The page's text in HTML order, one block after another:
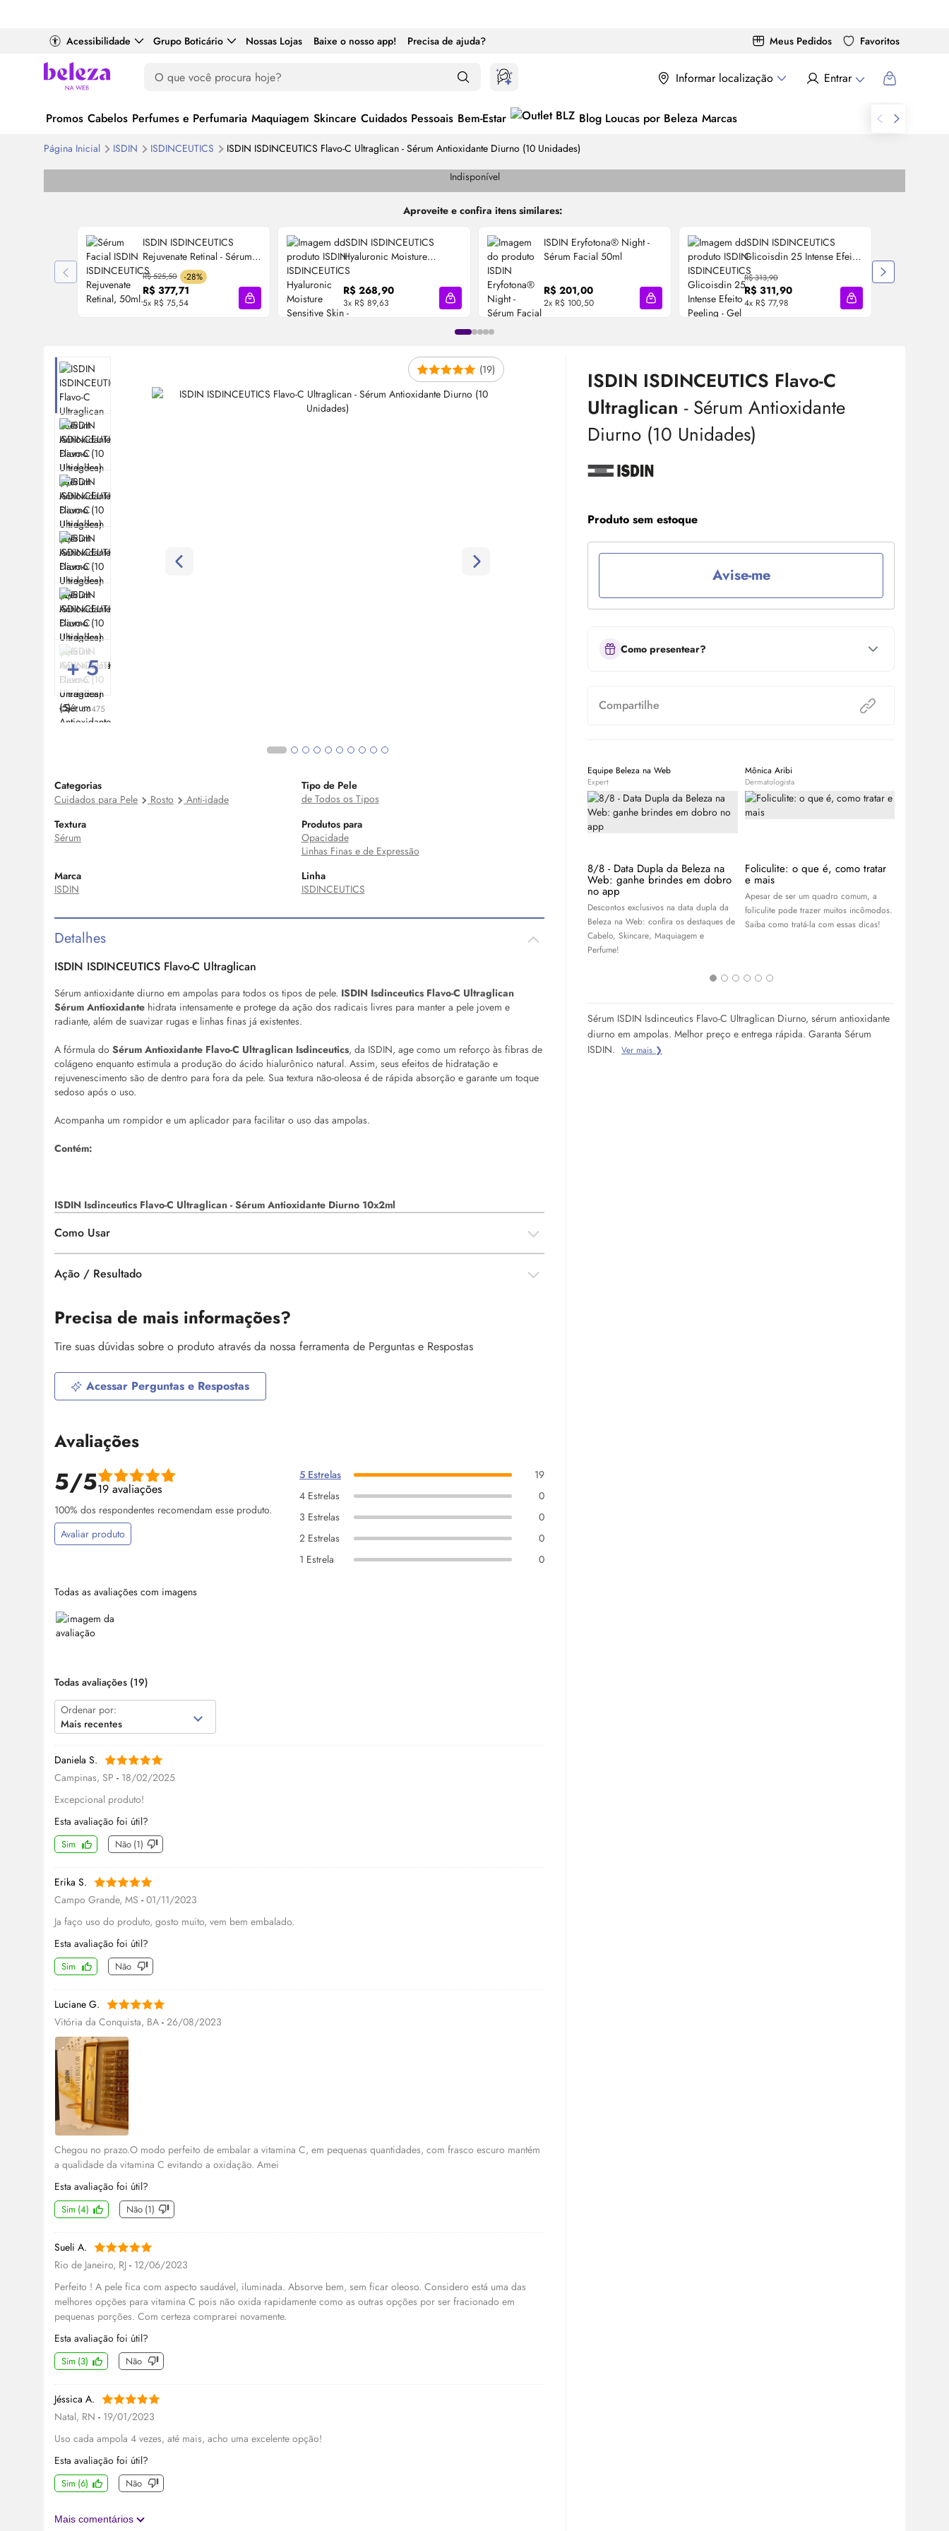
Acessibilidade Grupo Boticário Nossas Lojas Baixe o nosso app! Precisa de ajuda? Meus Pedidos Favoritos
Informar localização Entrar
Promos Cabelos Perfumes e Perfumaria Maquiagem Skincare Cuidados Pessoais Bem-Estar Blog Loucas por Beleza Marcas
Página Inicial ISDIN ISDINCEUTICS ISDIN ISDINCEUTICS Flavo-C Ultraglican - Sérum Antioxidante Diurno (10 Unidades)
Indisponível
Aproveite e confira itens similares:
ISDIN ISDINCEUTICS
Rejuvenate Retinal - Sérum
Facial 50ml
R$ 525,50 -28%
R$ 377,71
5x R$ 75,54 Adicionar à sacola
ISDIN ISDINCEUTICS
Hyaluronic Moisture
Sensitive
Redutor de Linhas
Hidratante 50g
R$ 268,90
3x R$ 89,63 Adicionar à sacola
ISDIN Eryfotona® Night -
Sérum Facial 50ml
R$ 201,00
2x R$ 100,50 Adicionar à sacola
ISDIN ISDINCEUTICS
Glicoisdin 25 Intense Efeito
Peeling - Gel Facial 50g
R$ 313,90
R$ 311,90
4x R$ 77,98 Adicionar à sacola
ISDIN ISDINCEUTICS Flavo-C
Ultraglican - Sérum Antioxidante
Diurno (10 Unidades)
Produto sem estoque
Avise-me
Como presentear?
Compartilhe
Equipe Beleza na Web
Expert
8/8 - Data Dupla da Beleza na
Web: ganhe brindes em dobro
no app
Descontos exclusivos na data dupla da
Beleza na Web: confira os destaques de
Cabelo, Skincare, Maquiagem e
Perfume!
Mônica Aribi
Dermatologista
Foliculite: o que é, como tratar
e mais
Apesar de ser um quadro comum, a
foliculite pode trazer muitos incômodos.
Saiba como tratá-la com essas dicas!
Sérum ISDIN Isdinceutics Flavo-C Ultraglican Diurno, sérum antioxidante
diurno em ampolas. Melhor preço e entrega rápida. Garanta Sérum
ISDIN. Ver mais ❯
(19)
+ 5
Cod:66475
Categorias
Cuidados para Pele
Rosto Anti-idade
Tipo de Pele
de Todos os Tipos
Textura
Sérum
Produtos para
Opacidade
Linhas Finas e de Expressão
Marca
ISDIN
Linha
ISDINCEUTICS
Detalhes
ISDIN ISDINCEUTICS Flavo-C Ultraglican
Sérum antioxidante diurno em ampolas para todos os tipos de pele. ISDIN Isdinceutics Flavo-C Ultraglican
Sérum Antioxidante hidrata intensamente e protege da ação dos radicais livres para manter a pele jovem e
radiante, além de suavizar rugas e linhas finas já existentes.
A fórmula do Sérum Antioxidante Flavo-C Ultraglican Isdinceutics, da ISDIN, age como um reforço às fibras de
colágeno enquanto estimula a produção do ácido hialurônico natural. Assim, seus efeitos de hidratação e
rejuvenescimento são de dentro para fora da pele. Sua textura não-oleosa é de rápida absorção e garante um toque
sedoso após o uso.
Acompanha um rompidor e um aplicador para facilitar o uso das ampolas.
Contém:
ISDIN Isdinceutics Flavo-C Ultraglican - Sérum Antioxidante Diurno 10x2ml
Como Usar
Ação / Resultado
Precisa de mais informações?
Tire suas dúvidas sobre o produto através da nossa ferramenta de Perguntas e Respostas
Acessar Perguntas e Respostas
Avaliações
5/519 avaliações
100% dos respondentes recomendam esse produto.
Avaliar produto
5 Estrelas
19
4 Estrelas
0
3 Estrelas
0
2 Estrelas
0
1 Estrela
0
Todas as avaliações com imagens
Todas avaliações (19)
Ordenar por:
Mais recentes
Daniela S.
Campinas, SP - 18/02/2025
Excepcional produto!
Esta avaliação foi útil?
Sim Não (1)
Erika S.
Campo Grande, MS - 01/11/2023
Ja faço uso do produto, gosto muito, vem bem embalado.
Esta avaliação foi útil?
Sim Não
Luciane G.
Vitória da Conquista, BA - 26/08/2023
Chegou no prazo.O modo perfeito de embalar a vitamina C, em pequenas quantidades, com frasco escuro mantém
a qualidade da vitamina C evitando a oxidação. Amei
Esta avaliação foi útil?
Sim (4) Não (1)
Sueli A.
Rio de Janeiro, RJ - 12/06/2023
Perfeito ! A pele fica com aspecto saudável, iluminada. Absorve bem, sem ficar oleoso. Considero está uma das
melhores opções para vitamina C pois não oxida rapidamente como as outras opções por ser fracionado em
pequenas porções. Com certeza comprarei novamente.
Esta avaliação foi útil?
Sim (3) Não
Jéssica A.
Natal, RN - 19/01/2023
Uso cada ampola 4 vezes, até mais, acho uma excelente opção!
Esta avaliação foi útil?
Sim (6) Não
Mais comentários